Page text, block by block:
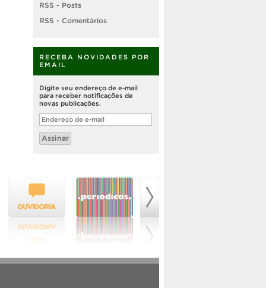
RSS - Posts
RSS - Comentários
RECEBA NOVIDADES POR
EMAIL
Digite seu endereço de e-mail
para receber notificações de
novas publicações.
Endereço
de
e-
mail
Assinar